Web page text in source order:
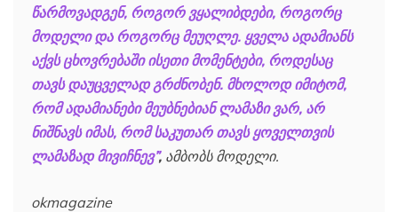
წარმოვადგენ, როგორ ვყალიბდები, როგორც
მოდელი და როგორც მეუღლე. ყველა ადამიანს
აქვს ცხოვრებაში ისეთი მომენტები, როდესაც
თავს დაუცველად გრძნობენ. მხოლოდ იმიტომ,
რომ ადამიანები მეუბნებიან ლამაზი ვარ, არ
ნიშნავს იმას, რომ საკუთარ თავს ყოველთვის
ლამაზად მივიჩნევ”, ამბობს მოდელი.
okmagazine